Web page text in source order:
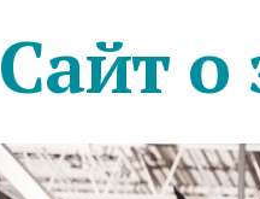
Сайт о